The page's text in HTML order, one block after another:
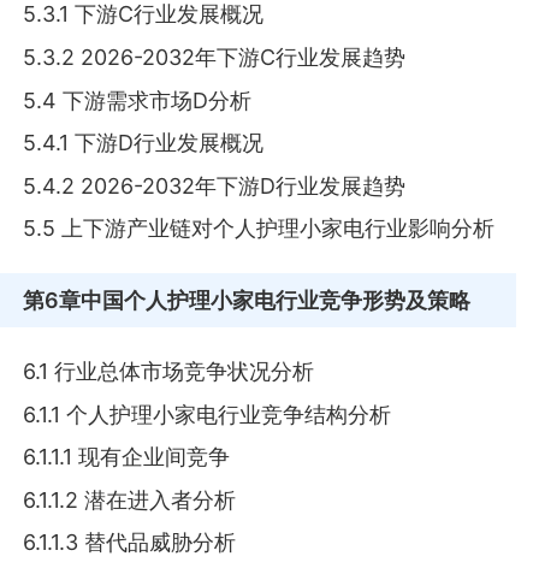
5.3.1 下游C行业发展概况
5.3.2 2026-2032年下游C行业发展趋势
5.4 下游需求市场D分析
5.4.1 下游D行业发展概况
5.4.2 2026-2032年下游D行业发展趋势
5.5 上下游产业链对个人护理小家电行业影响分析
第6章中国个人护理小家电行业竞争形势及策略
6.1 行业总体市场竞争状况分析
6.1.1 个人护理小家电行业竞争结构分析
6.1.1.1 现有企业间竞争
6.1.1.2 潜在进入者分析
6.1.1.3 替代品威胁分析